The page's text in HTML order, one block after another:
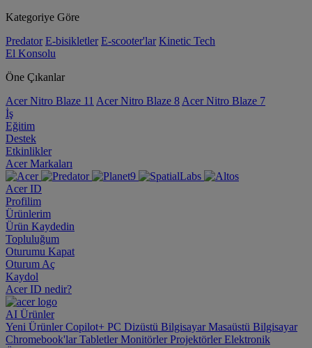
Kategoriye Göre
Predator E-bisikletler E-scooter'lar Kinetic Tech
El Konsolu
Öne Çıkanlar
Acer Nitro Blaze 11 Acer Nitro Blaze 8 Acer Nitro Blaze 7
İş
Eğitim
Destek
Etkinlikler
Acer Markaları
Acer ID
Profilim
Ürünlerim
Ürün Kaydedin
Topluluğum
Oturumu Kapat
Oturum Aç
Kaydol
Acer ID nedir?
AI Ürünler
Yeni ÜrünlerCopilot+ PC Dizüstü BilgisayarMasaüstü Bilgisayar
Chromebook'larTabletlerMonitörlerProjektörlerElektronik